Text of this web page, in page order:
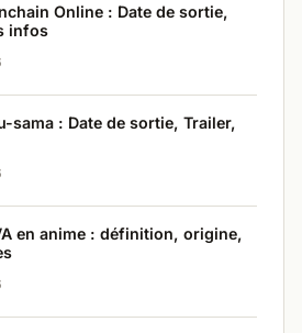
Online : Date de sortie,
infos
sama : Date de sortie, Trailer,
en anime : définition, origine,